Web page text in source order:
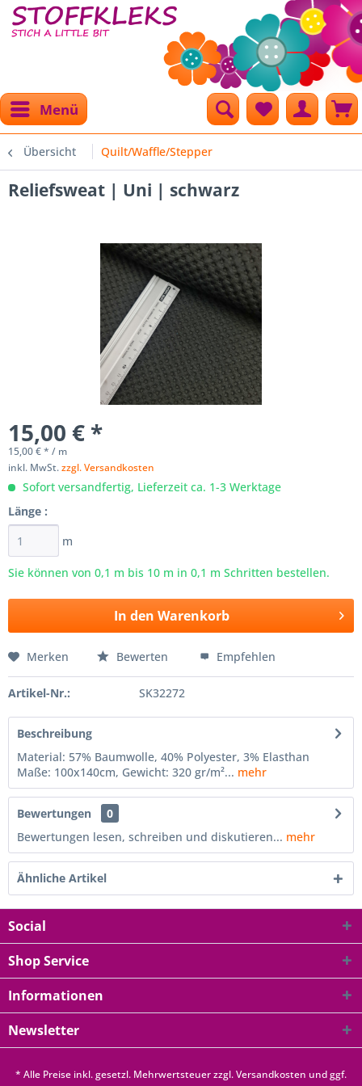
Menü
Übersicht Quilt/Waffle/Stepper
Reliefsweat | Uni | schwarz
15,00 € *
15,00 € * / m
inkl. MwSt.zzgl. Versandkosten
Sofort versandfertig, Lieferzeit ca. 1-3 Werktage
Länge :
m
Sie können von 0,1 m bis 10 m in 0,1 m Schritten bestellen.
In den Warenkorb
Merken Bewerten Empfehlen
Artikel-Nr.: SK32272
Beschreibung
Material: 57% Baumwolle, 40% Polyester, 3% Elasthan
Maße: 100x140cm, Gewicht: 320 gr/m²... mehr
Bewertungen
0
Bewertungen lesen, schreiben und diskutieren... mehr
Ähnliche Artikel
Social
Shop Service
Informationen
Newsletter
* Alle Preise inkl. gesetzl. Mehrwertsteuer zzgl.Versandkosten und ggf.